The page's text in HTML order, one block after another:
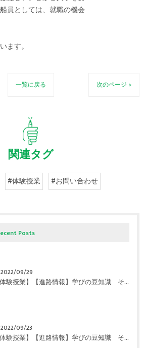
員としては、就職の機会
ます。
一覧に戻る 次のページ >
関連タグ
#体験授業 #お問い合わせ
Posts
2022/09/29
【体験授業】【進路情報】学びの豆知識 その108 やはり、これに帰ってくる？｜英賀保駅前のすらら学習塾姫路英賀保校
2022/09/23
【体験授業】【進路情報】学びの豆知識 その107 実力テストや模試が苦手な人は｜英賀保駅前のすらら学習塾姫路英賀保校